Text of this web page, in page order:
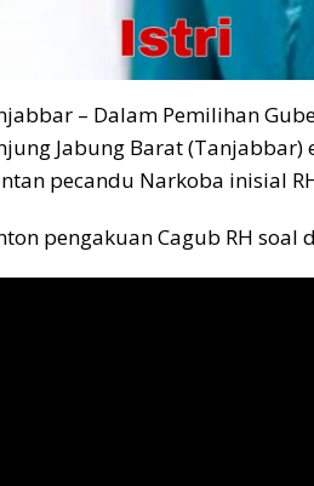
– Dalam Pemilihan
Jabung Barat (Tanjabbar)
pecandu Narkoba inisial
pengakuan Cagub RH